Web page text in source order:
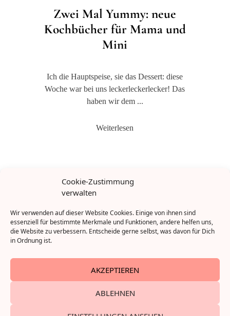
Cookie-Zustimmung
verwalten
Wir verwenden auf dieser Website Cookies. Einige von ihnen sind
essenziell für bestimmte Merkmale und Funktionen, andere helfen uns,
die Website zu verbessern. Entscheide gerne selbst, was davon für Dich
in Ordnung ist.
AKZEPTIEREN
ABLEHNEN
Zwei Mal Yummy: neue
Kochbücher für Mama und
Mini
Ich die Hauptspeise, sie das Dessert: diese
Woche war bei uns leckerleckerlecker! Das
haben wir dem ...
Weiterlesen